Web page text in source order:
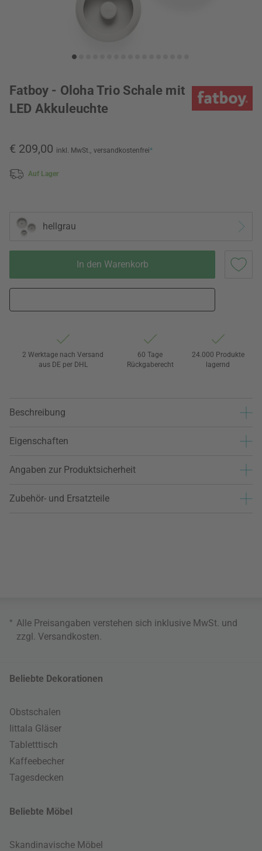
Fatboy - Oloha Trio Schale mit
LED Akkuleuchte
€ 209,00 inkl. MwSt., versandkostenfrei*
Auf Lager
hellgrau
In den Warenkorb
2 Werktage nach Versand
aus DE per DHL
60 Tage
Rückgaberecht
24.000 Produkte
lagernd
Beschreibung
Eigenschaften
Angaben zur Produktsicherheit
Zubehör- und Ersatzteile
* Alle Preisangaben verstehen sich inklusive MwSt. und
zzgl. Versandkosten
Beliebte Dekorationen
Obstschalen
Iittala Gläser
Tabletttisch
Kaffeebecher
Tagesdecken
Beliebte Möbel
Skandinavische Möbel